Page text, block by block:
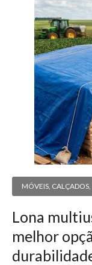
MÓVEIS,
Lona
melhor